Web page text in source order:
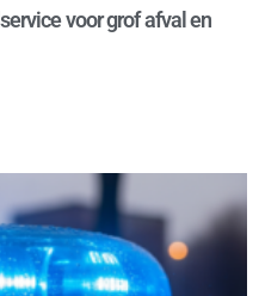
voor grof afval en